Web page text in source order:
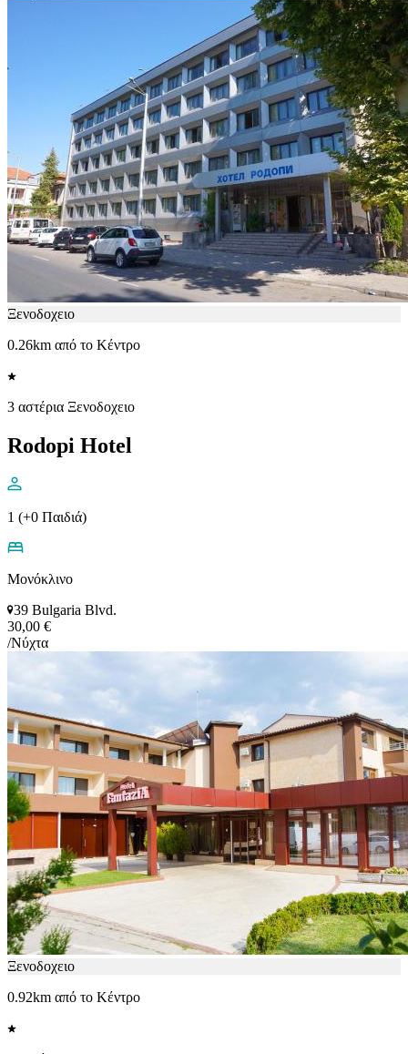
Ξενοδοχειο
0.26km από το Κέντρο
3 αστέρια Ξενοδοχειο
Rodopi Hotel
1 (+0 Παιδιά)
Μονόκλινο
39 Bulgaria Blvd.
30,00 €
/Νύχτα
Ξενοδοχειο
0.92km από το Κέντρο